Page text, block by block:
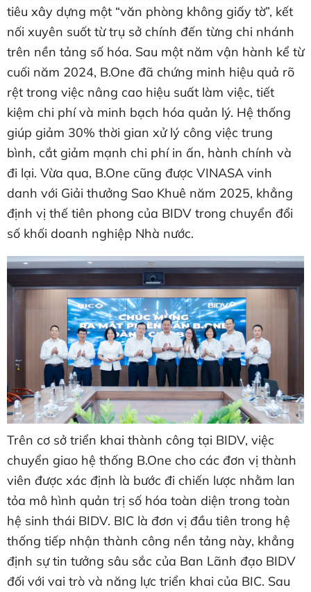
tiêu xây dựng một “văn phòng không giấy tờ”, kết
nối xuyên suốt từ trụ sở chính đến từng chi nhánh
trên nền tảng số hóa. Sau một năm vận hành kể từ
cuối năm 2024, B.One đã chứng minh hiệu quả rõ
rệt trong việc nâng cao hiệu suất làm việc, tiết
kiệm chi phí và minh bạch hóa quản lý. Hệ thống
giúp giảm 30% thời gian xử lý công việc trung
bình, cắt giảm mạnh chi phí in ấn, hành chính và
đi lại. Vừa qua, B.One cũng được VINASA vinh
danh với Giải thưởng Sao Khuê năm 2025, khẳng
định vị thế tiên phong của BIDV trong chuyển đổi
số khối doanh nghiệp Nhà nước.
Trên cơ sở triển khai thành công tại BIDV, việc
chuyển giao hệ thống B.One cho các đơn vị thành
viên được xác định là bước đi chiến lược nhằm lan
tỏa mô hình quản trị số hóa toàn diện trong toàn
hệ sinh thái BIDV. BIC là đơn vị đầu tiên trong hệ
thống tiếp nhận thành công nền tảng này, khẳng
định sự tin tưởng sâu sắc của Ban Lãnh đạo BIDV
đối với vai trò và năng lực triển khai của BIC. Sau